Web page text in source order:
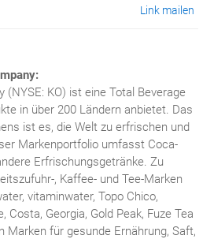
Link mailen
(NYSE: KO) ist eine Total Beverage
in über 200 Ländern anbietet. Das
ist es, die Welt zu erfrischen und
Markenportfolio umfasst Coca-
Erfrischungsgetränke. Zu
, Kaffee- und Tee-Marken
vitaminwater, Topo Chico,
Costa, Georgia, Gold Peak, Fuze Tea
Marken für gesunde Ernährung, Saft,